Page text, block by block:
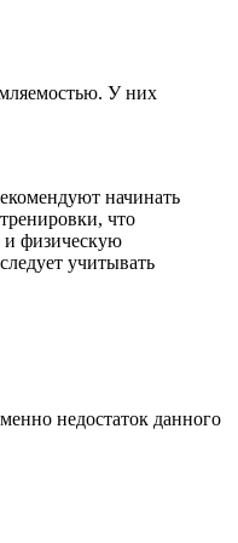
У них
начинать
что
и физическую
учитывать
недостаток данного